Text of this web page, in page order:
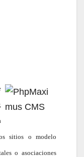
sitios o modelo
o asociaciones